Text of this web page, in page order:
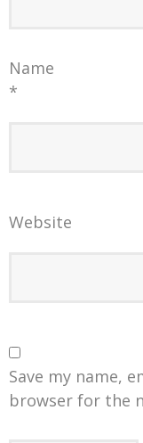
Name
*
Website
Save my name,
browser for the